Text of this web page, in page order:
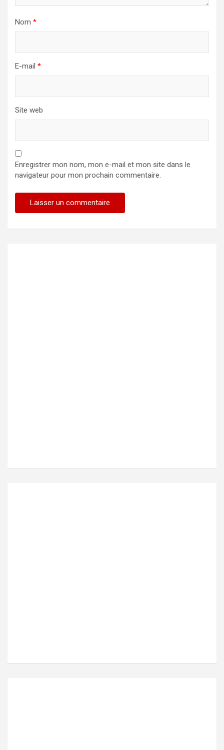
Nom *
E-mail *
Site web
Enregistrer mon nom, mon e-mail et mon site dans le
navigateur pour mon prochain commentaire.